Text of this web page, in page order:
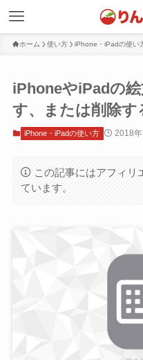
ホーム 使い方 iPhone・iPadの使い
iPhoneやiPadの
す、または削除す
iPhone・iPadの使い方 2018
この記事にはアフィリ
ています。